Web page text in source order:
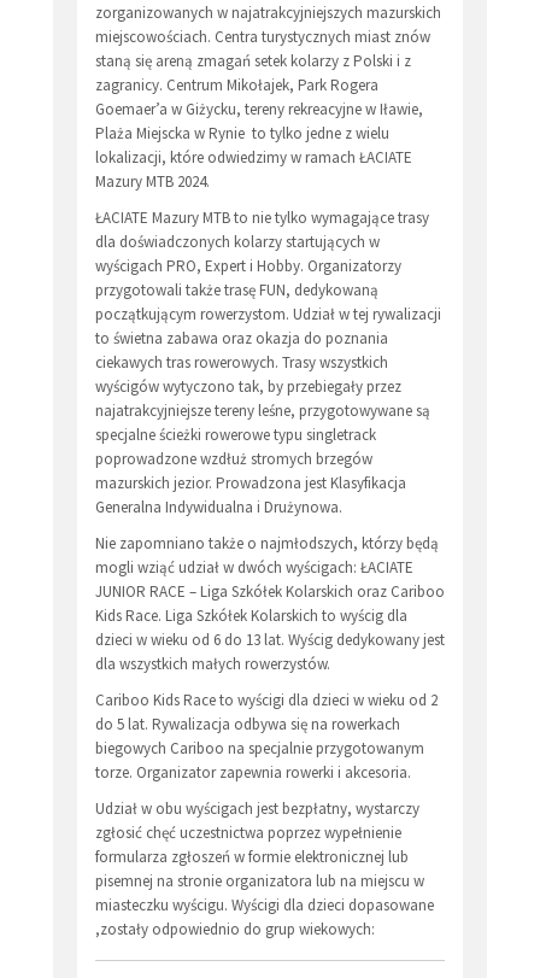
zorganizowanych w najatrakcyjniejszych mazurskich
miejscowościach. Centra turystycznych miast znów
staną się areną zmagań setek kolarzy z Polski i z
zagranicy. Centrum Mikołajek, Park Rogera
Goemaer’a w Giżycku, tereny rekreacyjne w Iławie,
Plaża Miejscka w Rynie to tylko jedne z wielu
lokalizacji, które odwiedzimy w ramach ŁACIATE
Mazury MTB 2024.
ŁACIATE Mazury MTB to nie tylko wymagające trasy
dla doświadczonych kolarzy startujących w
wyścigach PRO, Expert i Hobby. Organizatorzy
przygotowali także trasę FUN, dedykowaną
początkującym rowerzystom. Udział w tej rywalizacji
to świetna zabawa oraz okazja do poznania
ciekawych tras rowerowych. Trasy wszystkich
wyścigów wytyczono tak, by przebiegały przez
najatrakcyjniejsze tereny leśne, przygotowywane są
specjalne ścieżki rowerowe typu singletrack
poprowadzone wzdłuż stromych brzegów
mazurskich jezior. Prowadzona jest Klasyfikacja
Generalna Indywidualna i Drużynowa.
Nie zapomniano także o najmłodszych, którzy będą
mogli wziąć udział w dwóch wyścigach: ŁACIATE
JUNIOR RACE – Liga Szkółek Kolarskich oraz Cariboo
Kids Race. Liga Szkółek Kolarskich to wyścig dla
dzieci w wieku od 6 do 13 lat. Wyścig dedykowany jest
dla wszystkich małych rowerzystów.
Cariboo Kids Race to wyścigi dla dzieci w wieku od 2
do 5 lat. Rywalizacja odbywa się na rowerkach
biegowych Cariboo na specjalnie przygotowanym
torze. Organizator zapewnia rowerki i akcesoria.
Udział w obu wyścigach jest bezpłatny, wystarczy
zgłosić chęć uczestnictwa poprzez wypełnienie
formularza zgłoszeń w formie elektronicznej lub
pisemnej na stronie organizatora lub na miejscu w
miasteczku wyścigu. Wyścigi dla dzieci dopasowane
,zostały odpowiednio do grup wiekowych: